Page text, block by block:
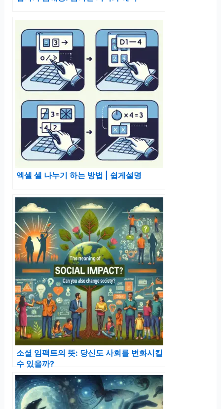
엑셀 셀 나누기 하는 방법 | 쉽게설명
소셜 임팩트의 뜻: 당신도 사회를 변화시킬
수 있을까?